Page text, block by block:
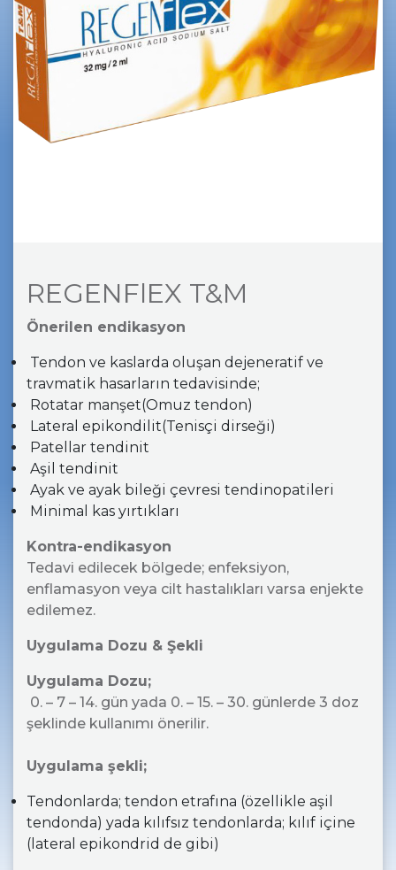
REGENFlEX T&M
Önerilen endikasyon
Tendon ve kaslarda oluşan dejeneratif ve
travmatik hasarların tedavisinde;
Rotatar manşet(Omuz tendon)
Lateral epikondilit(Tenisçi dirseği)
Patellar tendinit
Aşil tendinit
Ayak ve ayak bileği çevresi tendinopatileri
Minimal kas yırtıkları
Kontra-endikasyon
Tedavi edilecek bölgede; enfeksiyon,
enflamasyon veya cilt hastalıkları varsa enjekte
edilemez.
Uygulama Dozu & Şekli
Uygulama Dozu;
0. – 7 – 14. gün yada 0. – 15. – 30. günlerde 3 doz
şeklinde kullanımı önerilir.
Uygulama şekli;
Tendonlarda; tendon etrafına (özellikle aşil
tendonda) yada kılıfsız tendonlarda; kılıf içine
(lateral epikondrid de gibi)